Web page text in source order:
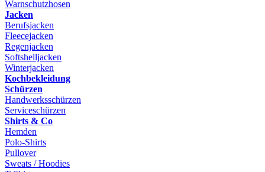
Warnschutzhosen
Jacken
Berufsjacken
Fleecejacken
Regenjacken
Softshelljacken
Winterjacken
Kochbekleidung
Schürzen
Handwerksschürzen
Serviceschürzen
Shirts & Co
Hemden
Polo-Shirts
Pullover
Sweats / Hoodies